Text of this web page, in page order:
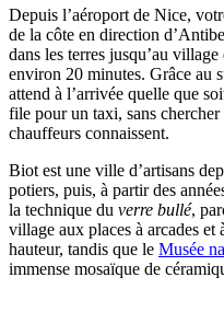
Depuis l’aéroport de Nice,
de la côte en direction
dans les terres jusqu’au
environ 20 minutes. Grâce au
attend à l’arrivée quelle que
file pour un taxi, sans
chauffeurs connaissent.
Biot est une ville d’artisans
potiers, puis, à partir des
la technique du verre bullé,
village aux places à arcades et
hauteur, tandis que le Musée
immense mosaïque de